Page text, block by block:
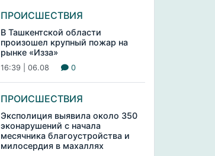
ПРОИСШЕСТВИЯ
В Ташкентской области
произошел крупный пожар на
рынке «Изза»
16:39 | 06.08 0
ПРОИСШЕСТВИЯ
Эксполиция выявила около 350
эконарушений с начала
месячника благоустройства и
милосердия в махаллях